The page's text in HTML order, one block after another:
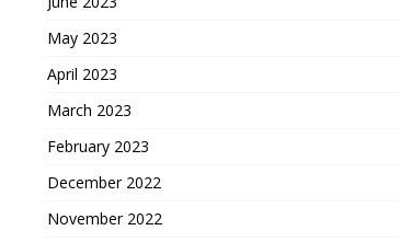
May 2023
April 2023
March 2023
February 2023
December 2022
November 2022